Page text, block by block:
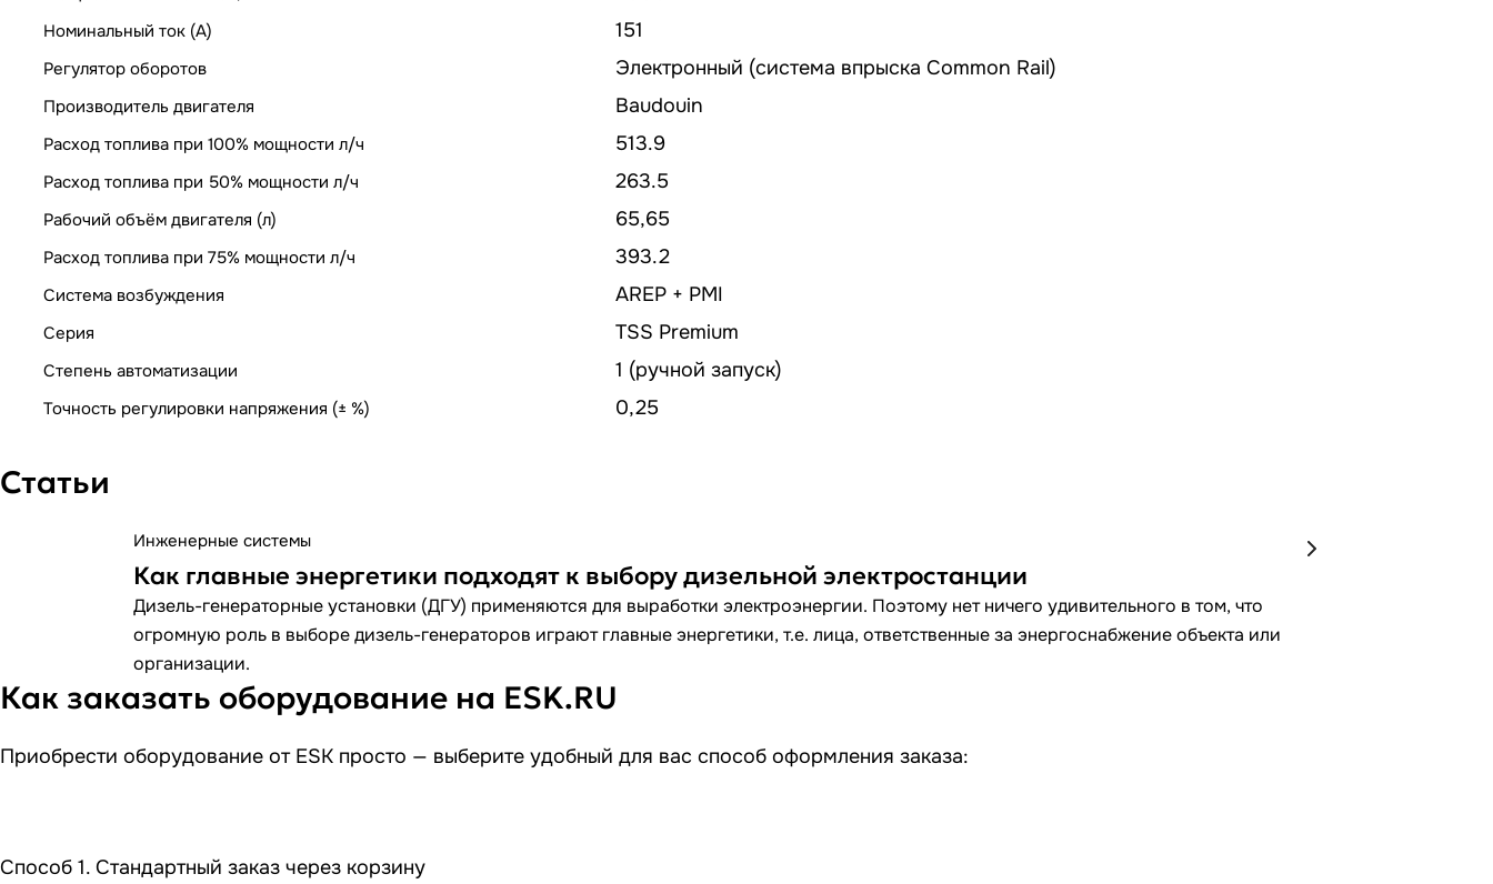
Номинальный ток (А) 151
Регулятор оборотов Электронный (система впрыска Common Rail)
Производитель двигателя Baudouin
Расход топлива при 100% мощности л/ч 513.9
Расход топлива при 50% мощности л/ч 263.5
Рабочий объём двигателя (л) 65,65
Расход топлива при 75% мощности л/ч 393.2
Система возбуждения AREP + PMI
Серия TSS Premium
Степень автоматизации 1 (ручной запуск)
Точность регулировки напряжения (± %) 0,25
Статьи
Инженерные системы
Как главные энергетики подходят к выбору дизельной электростанции
Дизель-генераторные установки (ДГУ) применяются для выработки электроэнергии. Поэтому нет ничего удивительного в том, что
огромную роль в выборе дизель-генераторов играют главные энергетики, т.е. лица, ответственные за энергоснабжение объекта или
организации.
Как заказать оборудование на ESK.RU
Приобрести оборудование от ESK просто — выберите удобный для вас способ оформления заказа:
Способ 1. Стандартный заказ через корзину